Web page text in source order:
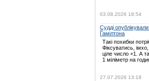
03.08.2026 18:54
Судді
Гамілтона
Такі похибки
Фіксуватись,
ціле число +1. А
1 міліметр на
27.07.2026 13:18